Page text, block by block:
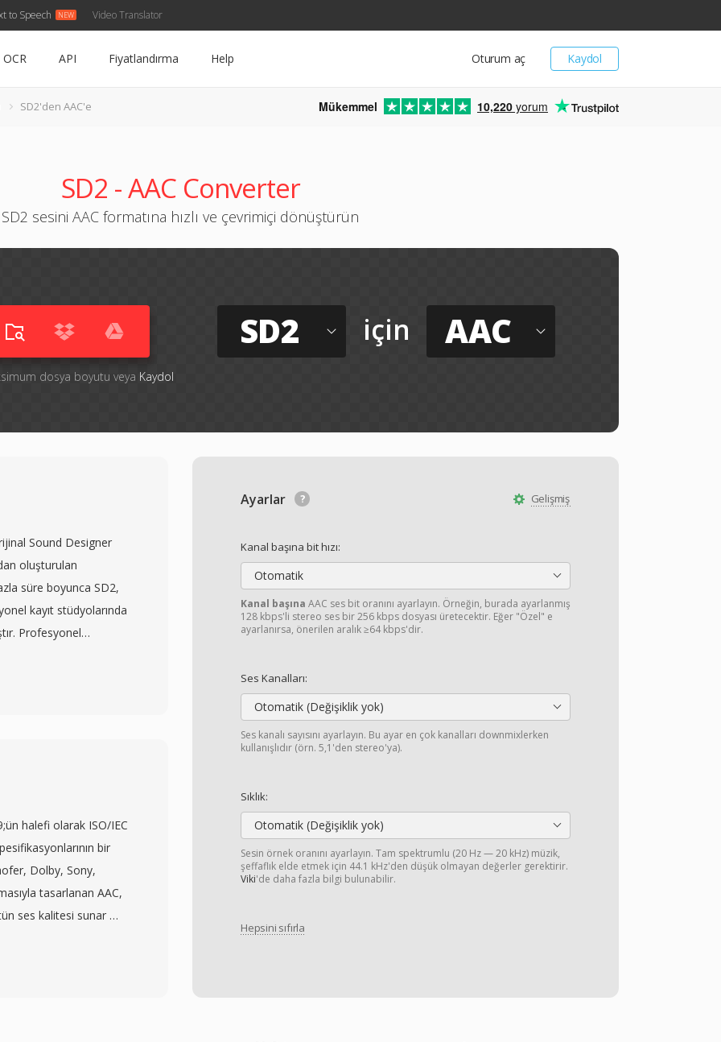
to Speech Video Translator
Kaydol
Oturum aç
OCR API Fiyatlandırma Help
SD2'den AAC'e Mükemmel 10,220 yorum
SD2 - AAC Converter
SD2 sesini AAC formatına hızlı ve çevrimiçi dönüştürün
dosya boyutu veya Kaydol
SD2 için AAC
Gelişmiş
Ayarlar
Kanal başına bit hızı:
Otomatik
Kanal başına AAC ses bit oranını ayarlayın. Örneğin, burada ayarlanmış
128 kbps'li stereo ses bir 256 kbps dosyası üretecektir. Eğer "Özel" e
ayarlanırsa, önerilen aralık ≥64 kbps'dir.
Ses Kanalları:
Otomatik (Değişiklik yok)
Ses kanalı sayısını ayarlayın. Bu ayar en çok kanalları downmixlerken
kullanışlıdır (örn. 5,1'den stereo'ya).
Sıklık:
Otomatik (Değişiklik yok)
Sesin örnek oranını ayarlayın. Tam spektrumlu (20 Hz — 20 kHz) müzik,
şeffaflık elde etmek için 44.1 kHz'den düşük olmayan değerler gerektirir.
Viki'de daha fazla bilgi bulunabilir.
Hepsini sıfırla
Sound Designer
oluşturulan
süre boyunca SD2,
kayıt stüdyolarında
Profesyonel
(44,1, 48, 88,2 ve
sorunları
düzenleme
entegrasyonuydu.
kılan döngü
Pro
SD2 kullanımı
hâlâ zaman zaman
halefi olarak ISO/IEC
bir
Dolby, Sony,
tasarlanan AAC,
ses kalitesi sunar —
128 kbps MP3